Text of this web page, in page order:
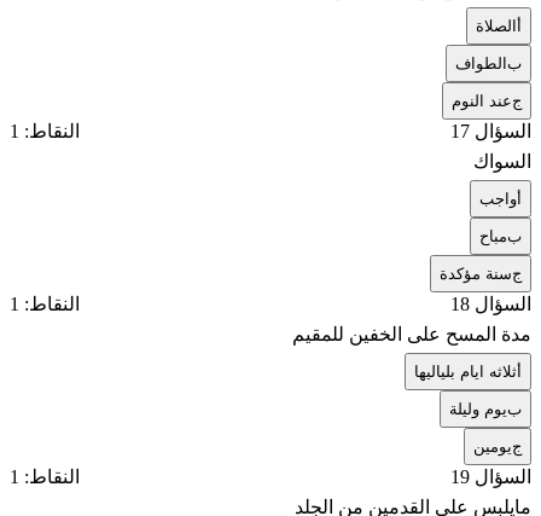
الصلاة
بالطواف
جعند النوم
السؤال 17
النقاط: 1
السواك
واجب
بمباح
جسنة مؤكدة
السؤال 18
النقاط: 1
مدة المسح على الخفين للمقيم
ثلاثه ايام بلياليها
بيوم وليلة
جيومين
السؤال 19
النقاط: 1
مايلبس على القدمين من الجلد